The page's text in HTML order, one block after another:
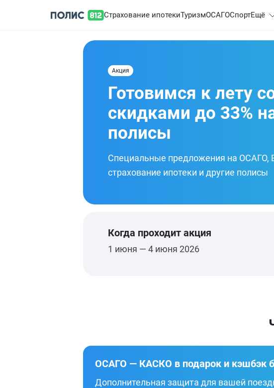
Страхование ипотекиТуризмОСАГОСпортЕщё
Акция
Готовимся к лету
скидками до 33%
полисы
Специальные предложения на ОСАГО,
страхование ипотеки и другие полисы
Когда проходит акция
1 июня — 4 июня 2026
ОСАГО — КАСКО в подарок и кэшбэк
Дополнительная защита для вашей